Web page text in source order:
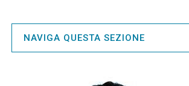
NAVIGA QUESTA SEZIONE